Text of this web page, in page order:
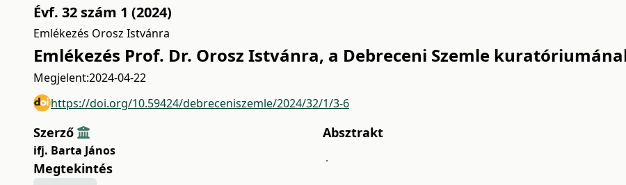
Évf. 32 szám 1 (2024)
Emlékezés Orosz Istvánra
Emlékezés Prof. Dr. Orosz Istvánra, a Debreceni Szemle
Megjelent:2024-04-22
https://doi.org/10.59424/debreceniszemle/2024/32/1/3-6
Szerző
ifj. Barta János
Megtekintés
Absztrakt
.